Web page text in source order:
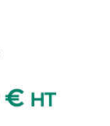
€Plage
HT